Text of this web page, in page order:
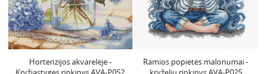
Hortenzijos akvarelėje -
Ramios popietės malonumai -